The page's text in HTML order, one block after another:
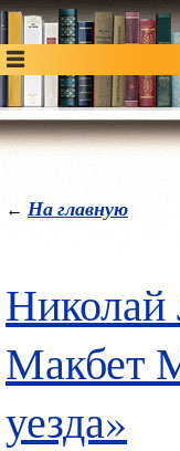
← На главную
Николай
Макбет
уезда»